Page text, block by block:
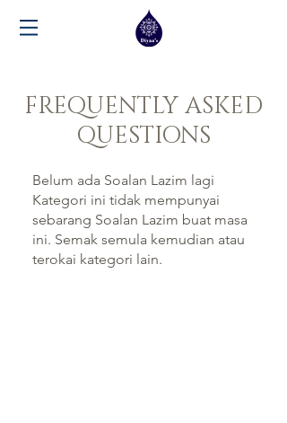
FREQUENTLY ASKED
QUESTIONS
Belum ada Soalan Lazim lagi
Kategori ini tidak mempunyai
sebarang Soalan Lazim buat masa
ini. Semak semula kemudian atau
terokai kategori lain.